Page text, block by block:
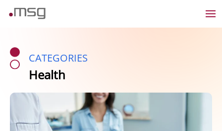
CATEGORIES
Health